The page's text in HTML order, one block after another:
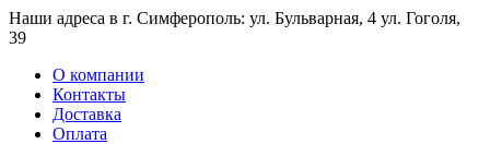
Наши адреса в г. Симферополь: ул. Бульварная, 4 ул. Гоголя,
39
О компании
Контакты
Доставка
Оплата